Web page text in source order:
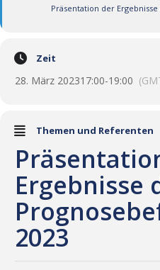
Präsentation der
Zeit
28. März 202317:00-19:00
Themen und Referenten
Ergebnisse
2023